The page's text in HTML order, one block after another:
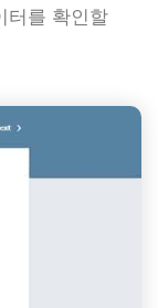
터를 확인할